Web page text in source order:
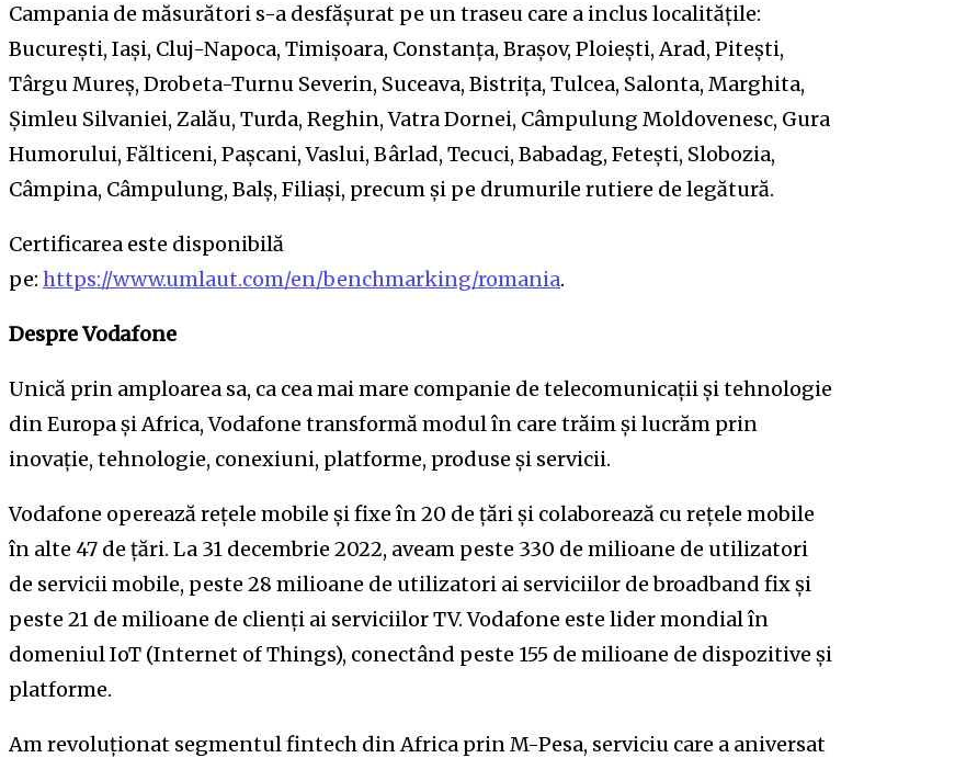
Campania de măsurători s-a desfășurat pe un traseu care a inclus localitățile:
București, Iași, Cluj-Napoca, Timișoara, Constanța, Brașov, Ploiești, Arad, Pitești,
Târgu Mureș, Drobeta-Turnu Severin, Suceava, Bistrița, Tulcea, Salonta, Marghita,
Șimleu Silvaniei, Zalău, Turda, Reghin, Vatra Dornei, Câmpulung Moldovenesc, Gura
Humorului, Fălticeni, Pașcani, Vaslui, Bârlad, Tecuci, Babadag, Fetești, Slobozia,
Câmpina, Câmpulung, Balș, Filiași, precum și pe drumurile rutiere de legătură.
Certificarea este disponibilă
pe: https://www.umlaut.com/en/benchmarking/romania.
Despre Vodafone
Unică prin amploarea sa, ca cea mai mare companie de telecomunicații și tehnologie
din Europa și Africa, Vodafone transformă modul în care trăim și lucrăm prin
inovație, tehnologie, conexiuni, platforme, produse și servicii.
Vodafone operează rețele mobile și fixe în 20 de țări și colaborează cu rețele mobile
în alte 47 de țări. La 31 decembrie 2022, aveam peste 330 de milioane de utilizatori
de servicii mobile, peste 28 milioane de utilizatori ai serviciilor de broadband fix și
peste 21 de milioane de clienți ai serviciilor TV. Vodafone este lider mondial în
domeniul IoT (Internet of Things), conectând peste 155 de milioane de dispozitive și
platforme.
Am revoluționat segmentul fintech din Africa prin M-Pesa, serviciu care a aniversat